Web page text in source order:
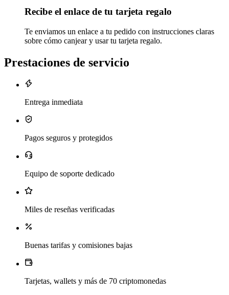
Recibe el enlace de tu tarjeta regalo
Te enviamos un enlace a tu pedido con instrucciones claras
sobre cómo canjear y usar tu tarjeta regalo.
Prestaciones de servicio
Entrega inmediata
Pagos seguros y protegidos
Equipo de soporte dedicado
Miles de reseñas verificadas
Buenas tarifas y comisiones bajas
Tarjetas, wallets y más de 70 criptomonedas